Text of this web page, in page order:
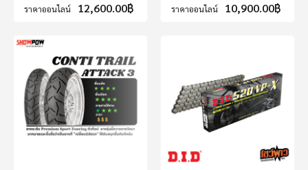
ราคาออนไลน์ 12,600.00฿ ราคาออนไลน์ 10,900.00฿